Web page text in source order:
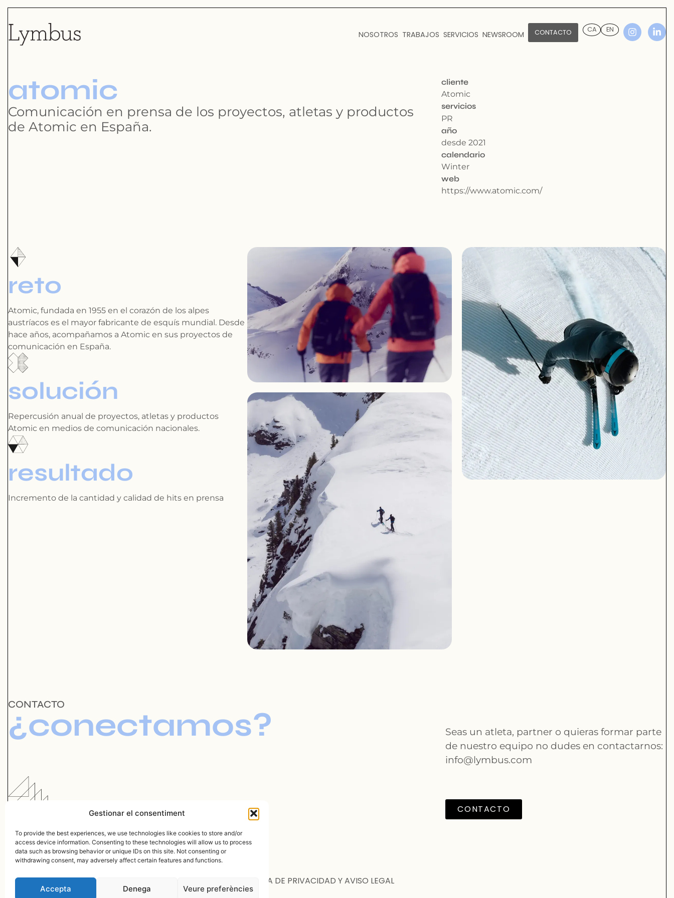
Gestionar el consentiment
To provide the best experiences, we use technologies like cookies to store and/or
access device information. Consenting to these technologies will allow us to process
data such as browsing behavior or unique IDs on this site. Not consenting or
withdrawing consent, may adversely affect certain features and functions.
Accepta Denega Veure preferències
NOSOTROS TRABAJOS SERVICIOS NEWSROOM CONTACTO CA EN
atomic
Comunicación en prensa de los proyectos, atletas y productos
de Atomic en España.
cliente
Atomic
servicios
PR
año
desde 2021
calendario
Winter
web
https://www.atomic.com/
reto
Atomic, fundada en 1955 en el corazón de los alpes
austríacos es el mayor fabricante de esquís mundial. Desde
hace años, acompañamos a Atomic en sus proyectos de
comunicación en España.
solución
Repercusión anual de proyectos, atletas y productos
Atomic en medios de comunicación nacionales.
resultado
Incremento de la cantidad y calidad de hits en prensa
CONTACTO
¿conectamos?
Seas un atleta, partner o quieras formar parte
de nuestro equipo no dudes en contactarnos:
info@lymbus.com
CONTACTO
info@lymbus.com
POLÍTICA DE PRIVACIDAD Y AVISO LEGAL